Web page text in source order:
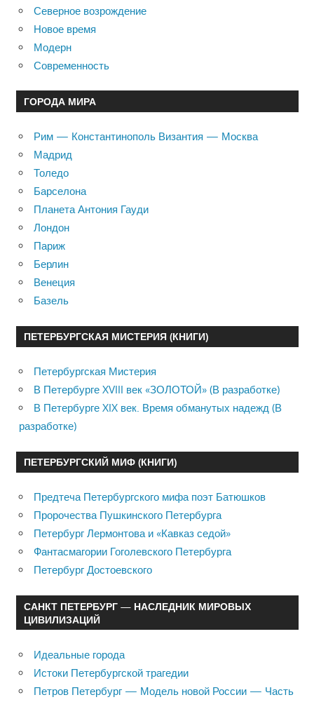
Северное возрождение
Новое время
Модерн
Современность
ГОРОДА МИРА
Рим — Константинополь Византия — Москва
Мадрид
Толедо
Барселона
Планета Антония Гауди
Лондон
Париж
Берлин
Венеция
Базель
ПЕТЕРБУРГСКАЯ МИСТЕРИЯ (КНИГИ)
Петербургская Мистерия
В Петербурге XVIII век «ЗОЛОТОЙ» (В разработке)
В Петербурге XIX век. Время обманутых надежд (В
разработке)
ПЕТЕРБУРГСКИЙ МИФ (КНИГИ)
Предтеча Петербургского мифа поэт Батюшков
Пророчества Пушкинского Петербурга
Петербург Лермонтова и «Кавказ седой»
Фантасмагории Гоголевского Петербурга
Петербург Достоевского
САНКТ ПЕТЕРБУРГ — НАСЛЕДНИК МИРОВЫХ
ЦИВИЛИЗАЦИЙ
Идеальные города
Истоки Петербургской трагедии
Петров Петербург — Модель новой России — Часть